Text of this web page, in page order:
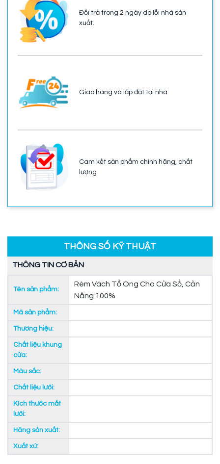
Đổi trả trong 2 ngày do lỗi nhà sản
xuất.
Giao hàng và lắp đặt tại nhà
Cam kết sản phẩm chính hãng, chất
lượng
THÔNG SỐ KỸ THUẬT
THÔNG TIN CƠ BẢN
Tên sản phẩm:
Rèm Vách Tổ Ong Cho Cửa Sổ, Cản
Nắng 100%
Mã sản phẩm:
Thương hiệu:
Chất liệu khung
cửa:
Màu sắc:
Chất liệu lưới:
Kích thước mắt
lưới:
Hãng sản xuất:
Xuất xứ: